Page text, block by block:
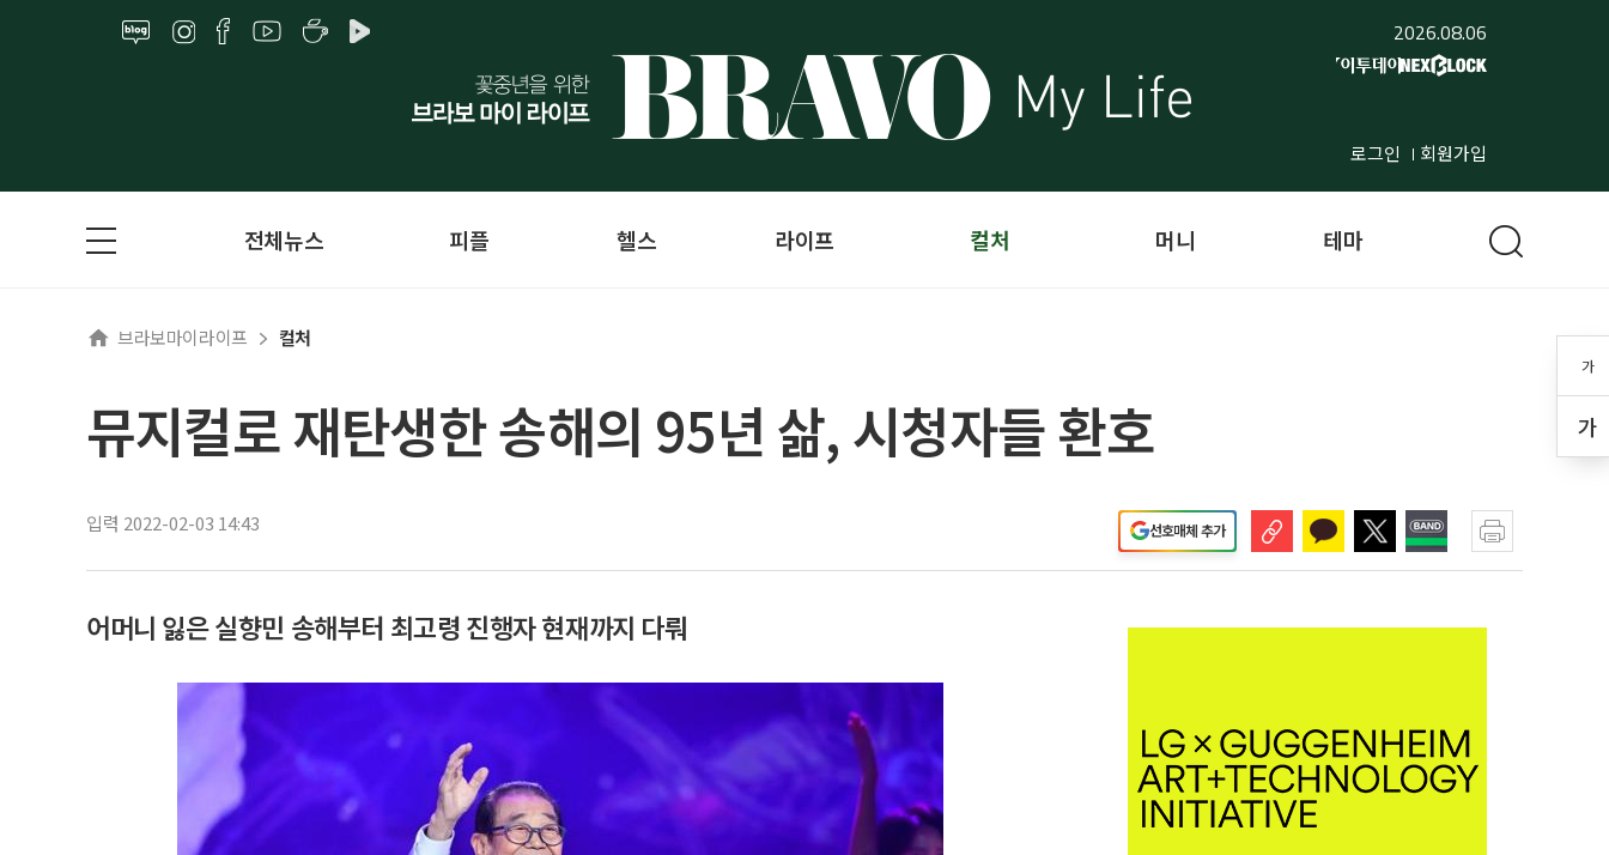
2026.08.06
로그인 회원가입
가
가
전체뉴스 피플 헬스 라이프 컬처 머니 테마
브라보마이라이프 컬처
뮤지컬로 재탄생한 송해의 95년 삶, 시청자들 환호
입력 2022-02-03 14:43 선호매체 추가
어머니 잃은 실향민 송해부터 최고령 진행자 현재까지 다뤄